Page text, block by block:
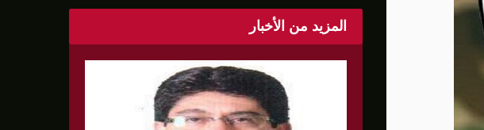
المزيد من الأخبار